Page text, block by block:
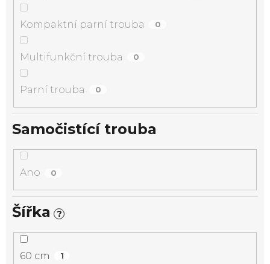
Kompaktní parní trouba 0
Multifunkční trouba 0
Parní trouba 0
Samočistící trouba
Ano 0
Šířka ?
60 cm 1